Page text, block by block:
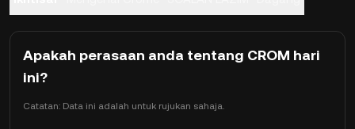
Apakah perasaan anda tentang CROM hari
ini?
Catatan: Data ini adalah untuk rujukan sahaja.